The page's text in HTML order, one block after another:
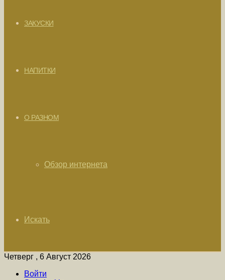
ЗАКУСКИ
НАПИТКИ
О РАЗНОМ
Обзор интернета
Искать
Четверг , 6 Август 2026
Войти